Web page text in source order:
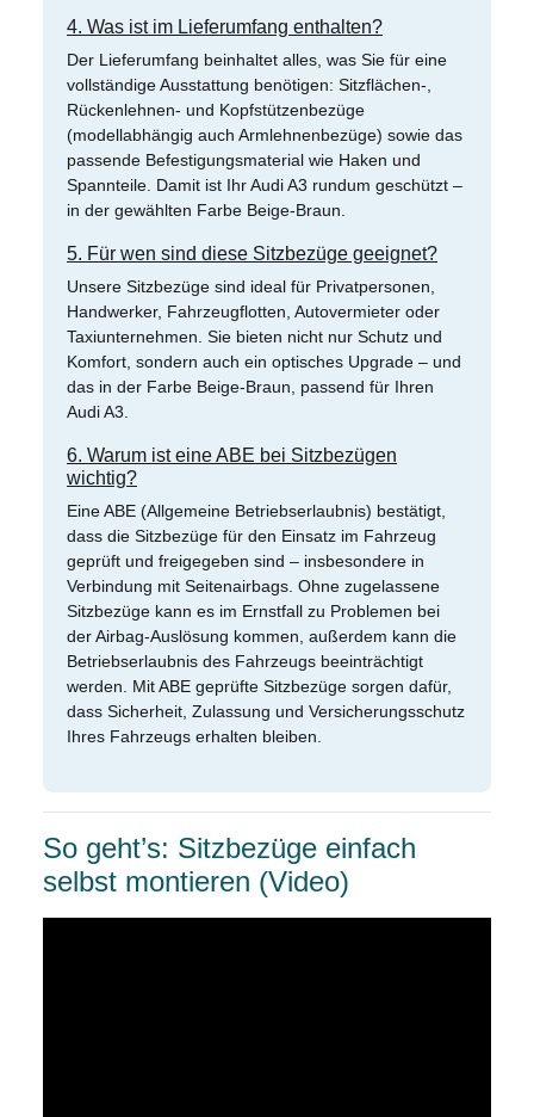
4. Was ist im Lieferumfang enthalten?
Der Lieferumfang beinhaltet alles, was Sie für eine
vollständige Ausstattung benötigen: Sitzflächen-,
Rückenlehnen- und Kopfstützenbezüge
(modellabhängig auch Armlehnenbezüge) sowie das
passende Befestigungsmaterial wie Haken und
Spannteile. Damit ist Ihr Audi A3 rundum geschützt –
in der gewählten Farbe Beige-Braun.
5. Für wen sind diese Sitzbezüge geeignet?
Unsere Sitzbezüge sind ideal für Privatpersonen,
Handwerker, Fahrzeugflotten, Autovermieter oder
Taxiunternehmen. Sie bieten nicht nur Schutz und
Komfort, sondern auch ein optisches Upgrade – und
das in der Farbe Beige-Braun, passend für Ihren
Audi A3.
6. Warum ist eine ABE bei Sitzbezügen
wichtig?
Eine ABE (Allgemeine Betriebserlaubnis) bestätigt,
dass die Sitzbezüge für den Einsatz im Fahrzeug
geprüft und freigegeben sind – insbesondere in
Verbindung mit Seitenairbags. Ohne zugelassene
Sitzbezüge kann es im Ernstfall zu Problemen bei
der Airbag-Auslösung kommen, außerdem kann die
Betriebserlaubnis des Fahrzeugs beeinträchtigt
werden. Mit ABE geprüfte Sitzbezüge sorgen dafür,
dass Sicherheit, Zulassung und Versicherungsschutz
Ihres Fahrzeugs erhalten bleiben.
So geht’s: Sitzbezüge einfach
selbst montieren (Video)